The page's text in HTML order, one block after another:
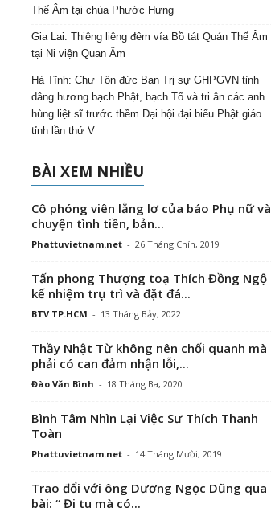
Thế Âm tại chùa Phước Hưng
Gia Lai: Thiêng liêng đêm vía Bồ tát Quán Thế Âm
tại Ni viện Quan Âm
Hà Tĩnh: Chư Tôn đức Ban Trị sự GHPGVN tỉnh
dâng hương bạch Phật, bạch Tổ và tri ân các anh
hùng liệt sĩ trước thềm Đại hội đại biểu Phật giáo
tỉnh lần thứ V
BÀI XEM NHIỀU
Cô phóng viên lẳng lơ của báo Phụ nữ và
chuyện tình tiền, bản...
Phattuvietnam.net - 26 Tháng Chín, 2019
Tấn phong Thượng toạ Thích Đồng Ngộ
kế nhiệm trụ trì và đặt đá...
BTV TP.HCM - 13 Tháng Bảy, 2022
Thầy Nhật Từ không nên chối quanh mà
phải có can đảm nhận lỗi,...
Đào Văn Bình - 18 Tháng Ba, 2020
Bình Tâm Nhìn Lại Việc Sư Thích Thanh
Toàn
Phattuvietnam.net - 14 Tháng Mười, 2019
Trao đổi với ông Dương Ngọc Dũng qua
bài: “ Đi tu mà có...